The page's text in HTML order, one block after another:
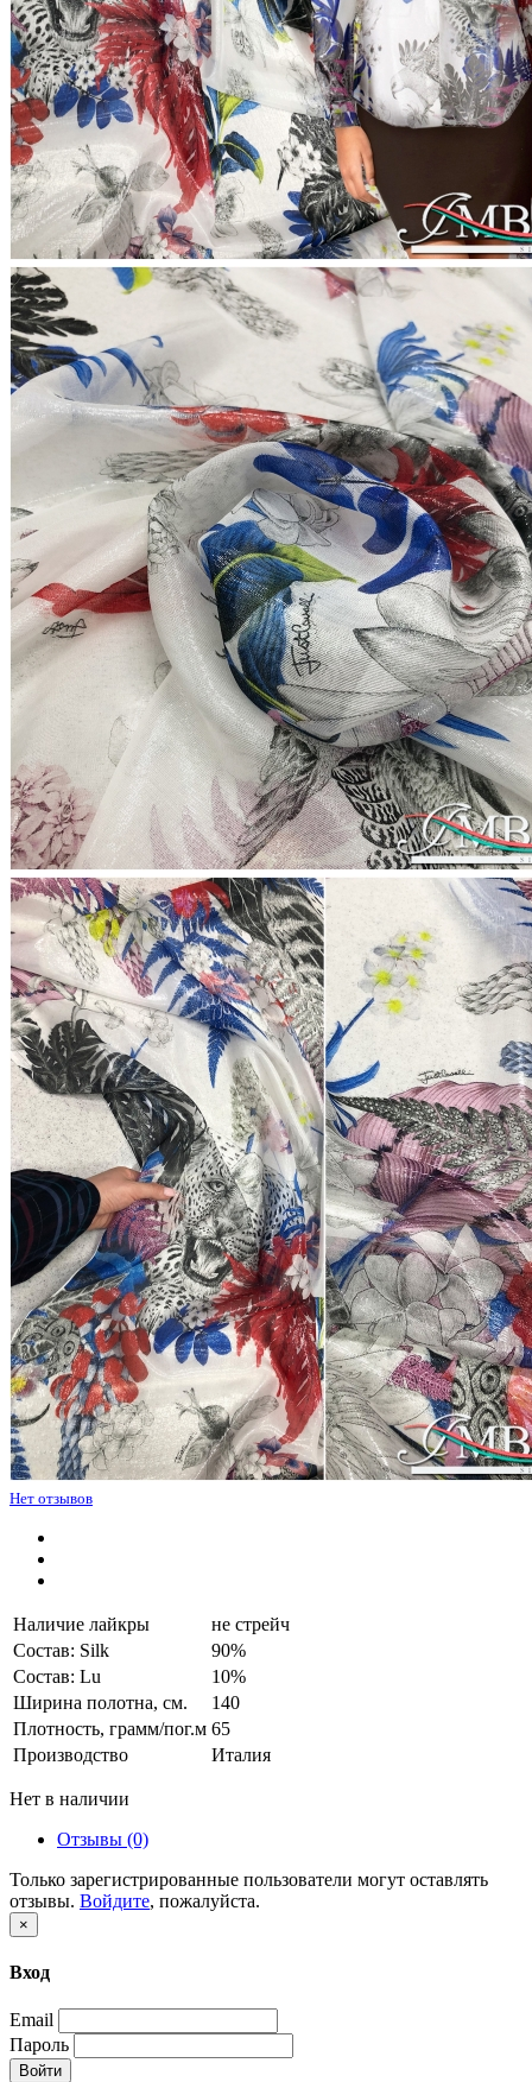
Нет отзывов
Наличие лайкры
не стрейч
Состав: Silk
90%
Состав: Lu
10%
Ширина полотна, см.
140
Плотность, грамм/пог.м 65
Производство
Италия
Нет в наличии
Отзывы (0)
Только зарегистрированные пользователи могут оставлять
отзывы. Войдите, пожалуйста.
×
Вход
Email
Пароль
Войти